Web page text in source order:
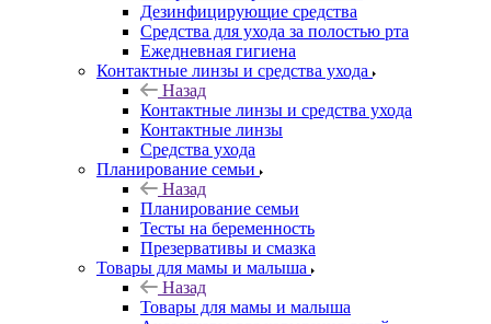
Дезинфицирующие средства
Средства для ухода за полостью рта
Ежедневная гигиена
Контактные линзы и средства ухода
Назад
Контактные линзы и средства ухода
Контактные линзы
Средства ухода
Планирование семьи
Назад
Планирование семьи
Тесты на беременность
Презервативы и смазка
Товары для мамы и малыша
Назад
Товары для мамы и малыша